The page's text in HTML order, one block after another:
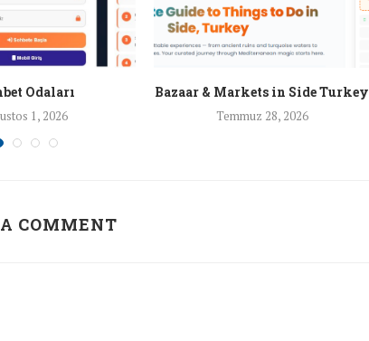
Odaları
1, 2026
Bazaar & Markets in Side Turkey
Temmuz 28, 2026
COMMENT